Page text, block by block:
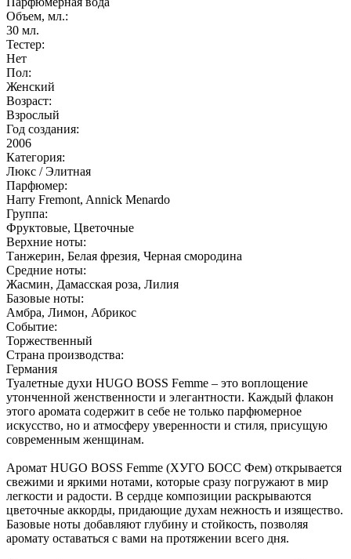
Объем, мл.:
30 мл.
Тестер:
Нет
Пол:
Женский
Возраст:
Взрослый
Год создания:
2006
Категория:
Люкс / Элитная
Парфюмер:
Harry Fremont, Annick Menardo
Группа:
Фруктовые, Цветочные
Верхние ноты:
Танжерин, Белая фрезия, Черная смородина
Средние ноты:
Жасмин, Дамасская роза, Лилия
Базовые ноты:
Амбра, Лимон, Абрикос
Событие:
Торжественный
Страна производства:
Германия
Туалетные духи HUGO BOSS Femme – это воплощение
утонченной женственности и элегантности. Каждый флакон
этого аромата содержит в себе не только парфюмерное
искусство, но и атмосферу уверенности и стиля, присущую
современным женщинам.
Аромат HUGO BOSS Femme (ХУГО БОСС Фем) открывается
свежими и яркими нотами, которые сразу погружают в мир
легкости и радости. В сердце композиции раскрываются
цветочные аккорды, придающие духам нежность и изящество.
Базовые ноты добавляют глубину и стойкость, позволяя
аромату оставаться с вами на протяжении всего дня.